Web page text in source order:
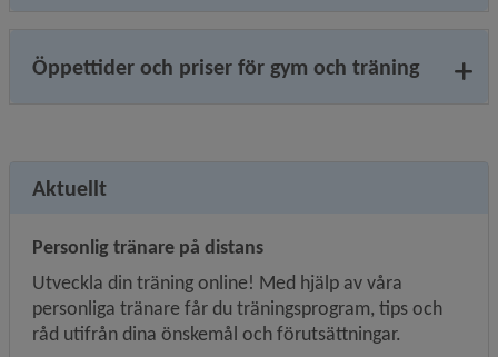
Öppettider och priser för gym och träning
Aktuellt
Personlig tränare på distans
Utveckla din träning online! Med hjälp av våra
personliga tränare får du träningsprogram, tips och
råd utifrån dina önskemål och förutsättningar.